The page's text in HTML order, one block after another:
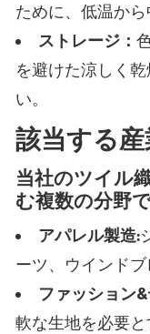
ために、低温から
ストレージ：
を避けた涼しく
い。
該当する
当社のツイル
む複数の分野
アパレル製造:
ーツ、ウインドブ
ファッション
軟な生地を必要と